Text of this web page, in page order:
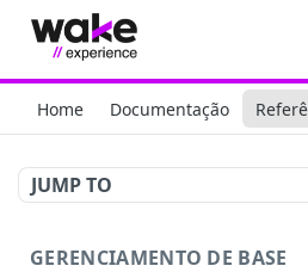
Home Documentação
JUMP TO
GERENCIAMENTO DE BASE